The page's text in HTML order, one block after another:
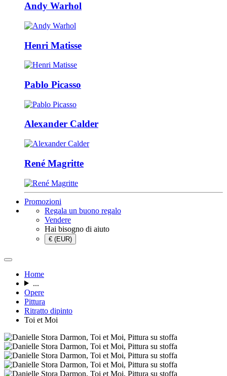
Andy Warhol
Henri Matisse
Pablo Picasso
Alexander Calder
René Magritte
Promozioni
Regala un buono regalo
Vendere
Hai bisogno di aiuto
€ (EUR)
Home
...
Opere
Pittura
Ritratto dipinto
Toi et Moi